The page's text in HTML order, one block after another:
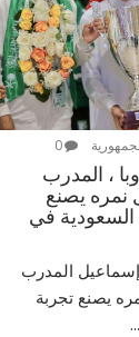
0
، المدرب
يصنع
السعودية في
‎ مُتابعة / دكتور علي إسماعيل ‎المدرب
يصنع تجربة